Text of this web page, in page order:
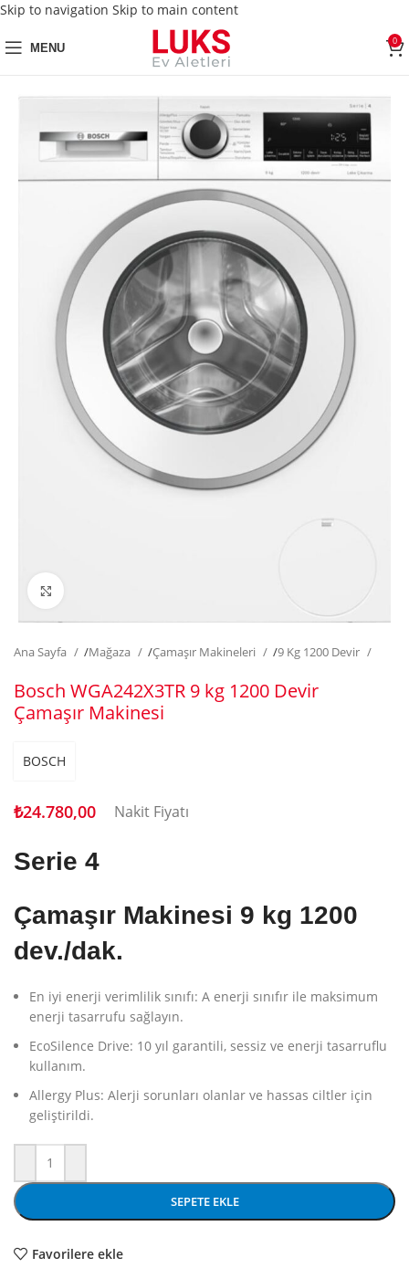
Skip to navigation Skip to main content
MENU 0
Ana Sayfa /Mağaza /Çamaşır Makineleri /9 Kg 1200 Devir
Bosch WGA242X3TR 9 kg 1200 Devir
Çamaşır Makinesi
BOSCH
₺24.780,00 Nakit Fiyatı
Serie 4
Çamaşır Makinesi 9 kg 1200
dev./dak.
En iyi enerji verimlilik sınıfı: A enerji sınıfır ile maksimum
enerji tasarrufu sağlayın.
EcoSilence Drive: 10 yıl garantili, sessiz ve enerji tasarruflu
kullanım.
Allergy Plus: Alerji sorunları olanlar ve hassas ciltler için
geliştirildi.
SEPETE EKLE
Favorilere ekle